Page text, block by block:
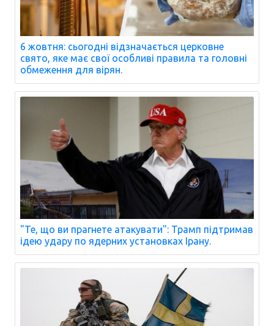
6 жовтня: сьогодні відзначається церковне
свято, яке має свої особливі правила та головні
обмеження для вірян.
"Те, що ви прагнете атакувати": Трамп підтримав
ідею удару по ядерних установках Ірану.